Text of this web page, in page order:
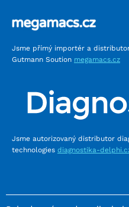
Jsme přímý importér a
Gutmann Soution megamacs.cz
Jsme autorizovaný distributor
technologies diagnostika-